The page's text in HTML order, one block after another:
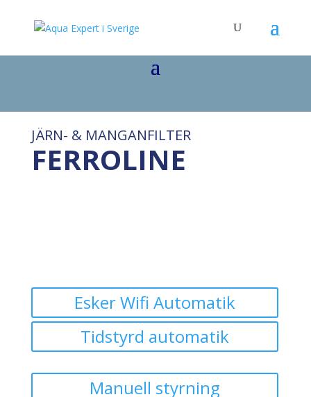
JÄRN- & MANGANFILTER
FERROLINE
Esker Wifi Automatik
Tidstyrd automatik
Manuell styrning